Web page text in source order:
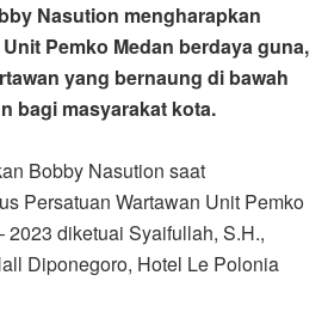
Nasution mengharapkan
Pemko Medan berdaya guna,
yang bernaung di bawah
bagi masyarakat kota.
Bobby Nasution saat
Persatuan Wartawan Unit Pemko
2023 diketuai Syaifullah, S.H.,
Diponegoro, Hotel Le Polonia